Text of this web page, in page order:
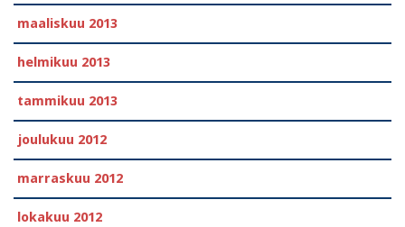
maaliskuu 2013
helmikuu 2013
tammikuu 2013
joulukuu 2012
marraskuu 2012
lokakuu 2012